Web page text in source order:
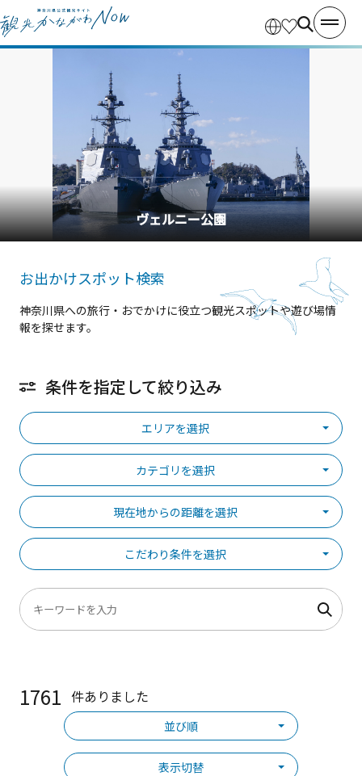
横浜中華街
お出かけスポット検索
神奈川県への旅行・おでかけに役立つ観光スポットや遊び場情
報を探せます。
条件を指定して絞り込み
エリアを選択
カテゴリを選択
現在地からの距離を選択
こだわり条件を選択
1761 件ありました
並び順
表示切替